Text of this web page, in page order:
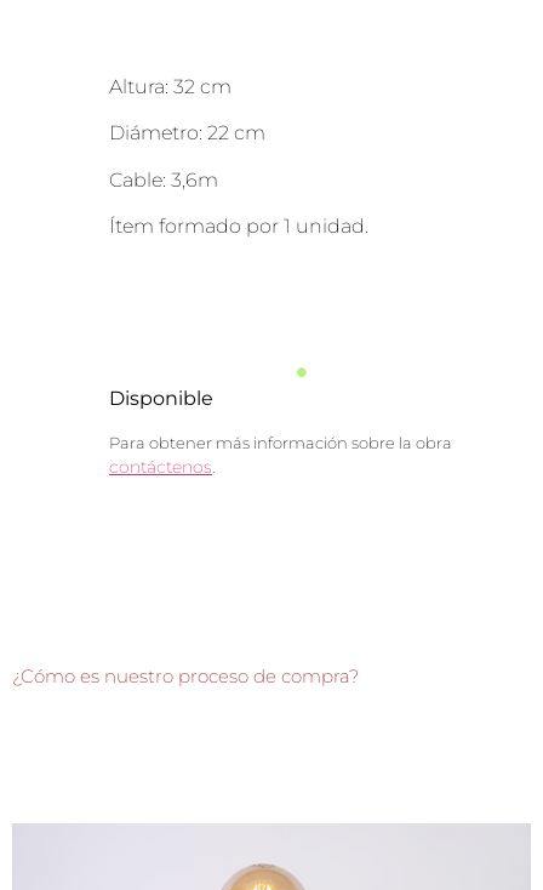
Altura: 32 cm
Diámetro: 22 cm
Cable: 3,6m
Ítem formado por 1 unidad.
Disponible
Para obtener más información sobre la obra
contáctenos
¿Cómo es nuestro proceso de compra?